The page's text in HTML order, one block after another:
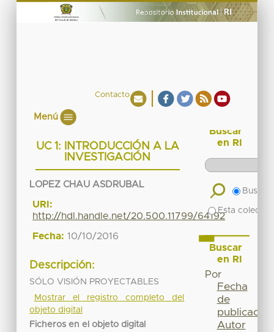
Contacto
Menú
UC 1: INTRODUCCIÓN A LA
INVESTIGACIÓN
LOPEZ CHAU ASDRUBAL
URI:
http://hdl.handle.net/20.500.11799/64192
Fecha: 10/10/2016
Descripción:
SÓLO VISIÓN PROYECTABLES
Mostrar el registro completo del
objeto digital
Ficheros en el objeto digital
Buscar
en RI
Buscar
Esta
Buscar
en RI
Por
Fecha
de
publicación
Autor